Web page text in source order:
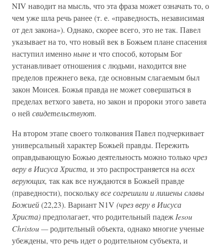
NIV наводит на мысль, что эта фраза может означать то, о
чем уже шла речь ранее (т. е. «праведность, независимая
от дел закона»). Однако, скорее всего, это не так. Павел
указывает на то, что новый век в Божьем плане спасения
наступил именнонынеи что способ, которым Бог
устанавливает отношения с людьми, находится вне
пределов прежнего века, где основным слагаемым был
закон Моисея. Божья правда не может совершаться в
пределах ветхого завета, но закон и пророки этого завета
о ней свидетельствуют.
На втором этапе своего толкования Павел подчеркивает
универсальный характер Божьей правды. Пережить
оправдывающую Божью деятельность можно толькочрез
веру в Иисуса Христа, и это распространяется на всех
верующих, так как все нуждаются в Божьей правде
(праведности), посколькувсе согрешили и лишены славы
Божией(22,23). Вариант N1V (чрез веру в Иисуса
Христа)предполагает, что родительный падеж Iesou
Christou —родительный объекта, однако многие ученые
убеждены, что речь идет о родительном субъекта, и